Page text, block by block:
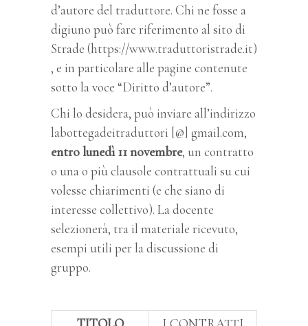
d’autore del traduttore. Chi ne fosse a
digiuno può fare riferimento al sito di
Strade (https://www.traduttoristrade.it)
, e in particolare alle pagine contenute
sotto la voce “Diritto d’autore”.
Chi lo desidera, può inviare all’indirizzo
labottegadeitraduttori [@] gmail.com,
entro lunedì 11 novembre, un contratto
o una o più clausole contrattuali su cui
volesse chiarimenti (e che siano di
interesse collettivo). La docente
selezionerà, tra il materiale ricevuto,
esempi utili per la discussione di
gruppo.